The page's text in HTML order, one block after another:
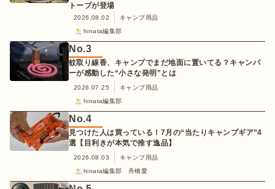
トーブが登場
2026.08.02
キャンプ用品
hinata編集部
No.3
蚊取り線香、キャンプでまだ地面に置いてる？キャンパ
ーが感動した“小さな発明”とは
2026.07.25
キャンプ用品
hinata編集部
No.4
見つけた人は買っている！7月の“当たりキャンプギア”4
選【目利きが本気で推す逸品】
2026.08.03
キャンプ用品
hinata編集部 舟橋愛